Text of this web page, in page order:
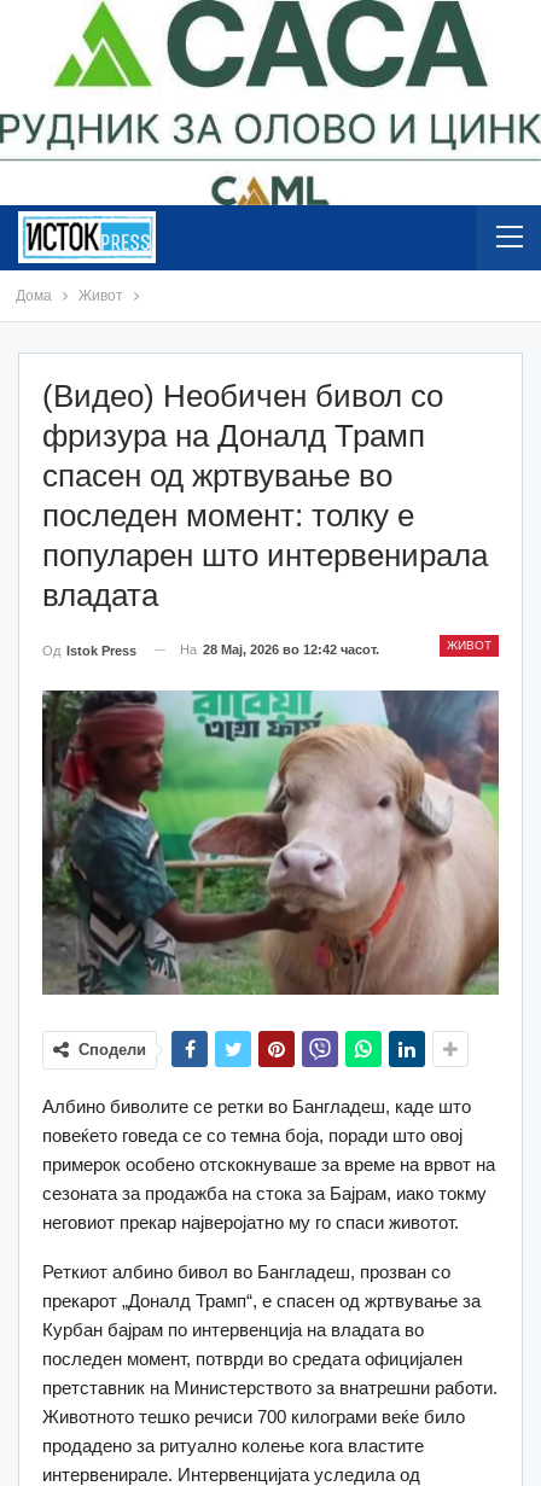
Дома Живот
(Видео) Необичен бивол со
фризура на Доналд Трамп
спасен од жртвување во
последен момент: толку е
популарен што интервенирала
владата
ЖИВОТ
Од Istok Press На 28 Мај, 2026 во 12:42 часот.
Сподели
Албино биволите се ретки во Бангладеш, каде што
повеќето говеда се со темна боја, поради што овој
примерок особено отскокнуваше за време на врвот на
сезоната за продажба на стока за Бајрам, иако токму
неговиот прекар најверојатно му го спаси животот.
Реткиот албино бивол во Бангладеш, прозван со
прекарот „Доналд Трамп“, е спасен од жртвување за
Курбан бајрам по интервенција на владата во
последен момент, потврди во средата официјален
претставник на Министерството за внатрешни работи.
Животното тешко речиси 700 килограми веќе било
продадено за ритуално колење кога властите
интервенирале. Интервенцијата уследила од